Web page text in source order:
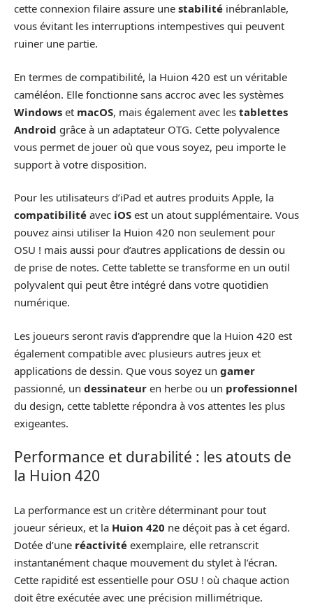
cette connexion filaire assure une stabilité inébranlable,
vous évitant les interruptions intempestives qui peuvent
ruiner une partie.
En termes de compatibilité, la Huion 420 est un véritable
caméléon. Elle fonctionne sans accroc avec les systèmes
Windows et macOS, mais également avec les tablettes
Android grâce à un adaptateur OTG. Cette polyvalence
vous permet de jouer où que vous soyez, peu importe le
support à votre disposition.
Pour les utilisateurs d’iPad et autres produits Apple, la
compatibilité avec iOS est un atout supplémentaire. Vous
pouvez ainsi utiliser la Huion 420 non seulement pour
OSU ! mais aussi pour d’autres applications de dessin ou
de prise de notes. Cette tablette se transforme en un outil
polyvalent qui peut être intégré dans votre quotidien
numérique.
Les joueurs seront ravis d’apprendre que la Huion 420 est
également compatible avec plusieurs autres jeux et
applications de dessin. Que vous soyez un gamer
passionné, un dessinateur en herbe ou un professionnel
du design, cette tablette répondra à vos attentes les plus
exigeantes.
Performance et durabilité : les atouts de
la Huion 420
La performance est un critère déterminant pour tout
joueur sérieux, et la Huion 420 ne déçoit pas à cet égard.
Dotée d’une réactivité exemplaire, elle retranscrit
instantanément chaque mouvement du stylet à l’écran.
Cette rapidité est essentielle pour OSU ! où chaque action
doit être exécutée avec une précision millimétrique.